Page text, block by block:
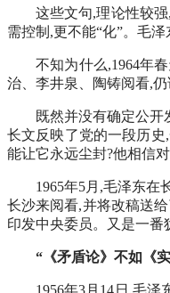
这些文句,理论性较
需控制,更不能“化”。毛
不知为什么,1964年
治、李井泉、陶铸阅看,
既然并没有确定公
长文反映了党的一段历
能让它永远尘封?他相信
1965年5月,毛泽东在
长沙来阅看,并将改稿送
印发中央委员。又是一番
“《矛盾论》不如《
1956年3月14日,毛